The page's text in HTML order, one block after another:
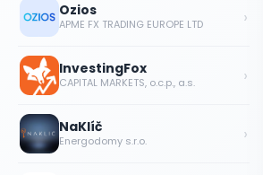
Ozios
APME FX TRADING EUROPE LTD ›
InvestingFox
CAPITAL MARKETS, o.c.p., a.s. ›
NaKlíč
Energodomy s.r.o. ›